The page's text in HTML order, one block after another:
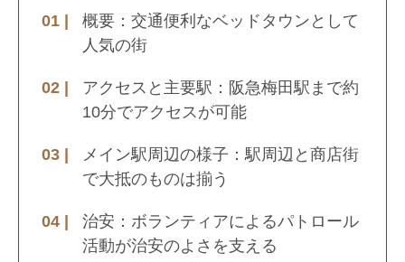
概要：交通便利なベッドタウンとして
人気の街
アクセスと主要駅：阪急梅田駅まで約
10分でアクセスが可能
メイン駅周辺の様子：駅周辺と商店街
で大抵のものは揃う
治安：ボランティアによるパトロール
活動が治安のよさを支える